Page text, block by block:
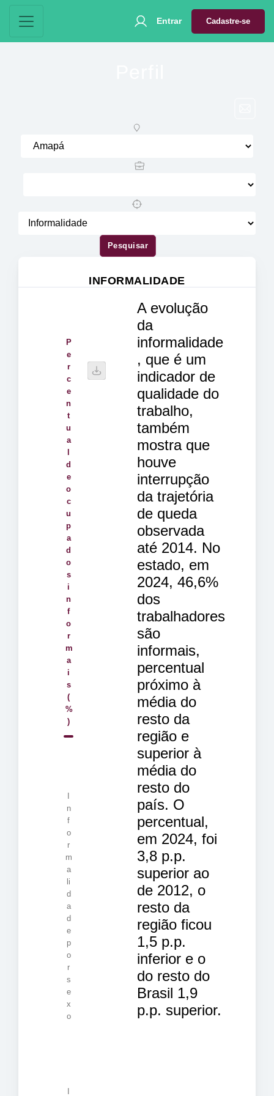
Entrar Cadastre-se
Pesquisar
INFORMALIDADE
P
e
r
c
e
n
t
u
a
d
e
o
c
u
p
a
d
o
s
i
n
f
o
r
m
a
i
s
(
%
)
n
f
o
r
m
a
li
d
a
d
e
p
o
r
s
e
x
o
I
A evolução
da
informalidade
, que é um
indicador de
qualidade do
trabalho,
também
mostra que
houve
interrupção
da trajetória
de queda
observada
até 2014. No
estado, em
2024, 46,6%
dos
trabalhadores
são
informais,
percentual
próximo à
média do
resto da
região e
superior à
média do
resto do
país. O
percentual,
em 2024, foi
3,8 p.p.
superior ao
de 2012, o
resto da
região ficou
1,5 p.p.
inferior e o
do resto do
Brasil 1,9
p.p. superior.